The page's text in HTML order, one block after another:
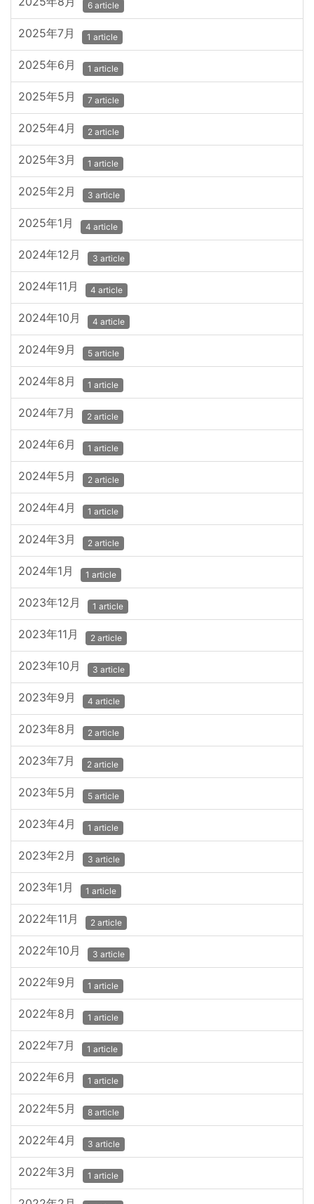
6 article
2025年7月 1 article
2025年6月 1 article
2025年5月 7 article
2025年4月 2 article
2025年3月 1 article
2025年2月 3 article
2025年1月 4 article
2024年12月 3 article
2024年11月 4 article
2024年10月 4 article
2024年9月 5 article
2024年8月 1 article
2024年7月 2 article
2024年6月 1 article
2024年5月 2 article
2024年4月 1 article
2024年3月 2 article
2024年1月 1 article
2023年12月 1 article
2023年11月 2 article
2023年10月 3 article
2023年9月 4 article
2023年8月 2 article
2023年7月 2 article
2023年5月 5 article
2023年4月 1 article
2023年2月 3 article
2023年1月 1 article
2022年11月 2 article
2022年10月 3 article
2022年9月 1 article
2022年8月 1 article
2022年7月 1 article
2022年6月 1 article
2022年5月 8 article
2022年4月 3 article
2022年3月 1 article